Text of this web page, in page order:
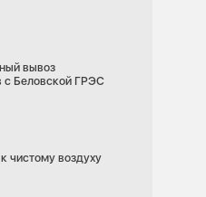
вывоз
с Беловской ГРЭС
чистому воздуху